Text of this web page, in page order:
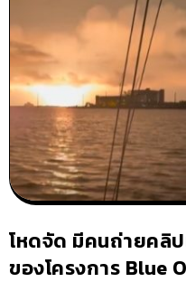
โหดจัด มีคนถ่ายคลิ
ของโครงการ Blue